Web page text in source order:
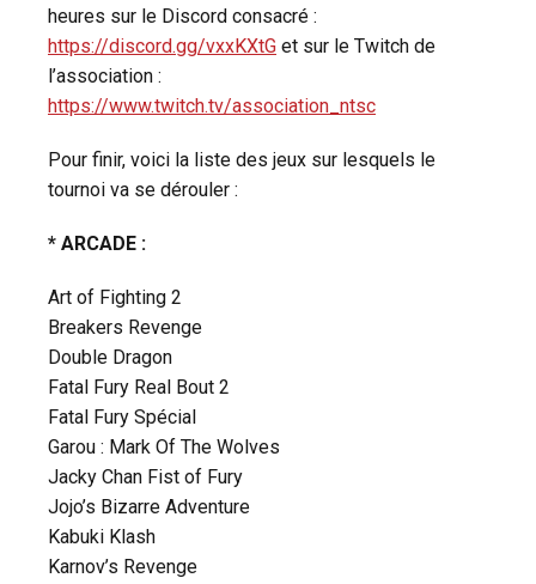
heures sur le Discord consacré :
https://discord.gg/vxxKXtG et sur le Twitch de
l’association :
https://www.twitch.tv/association_ntsc
Pour finir, voici la liste des jeux sur lesquels le
tournoi va se dérouler :
* ARCADE :
Art of Fighting 2
Breakers Revenge
Double Dragon
Fatal Fury Real Bout 2
Fatal Fury Spécial
Garou : Mark Of The Wolves
Jacky Chan Fist of Fury
Jojo’s Bizarre Adventure
Kabuki Klash
Karnov’s Revenge